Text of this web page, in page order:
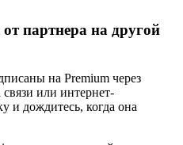
партнера на другой
на Premium через
или интернет-
и дождитесь, когда она